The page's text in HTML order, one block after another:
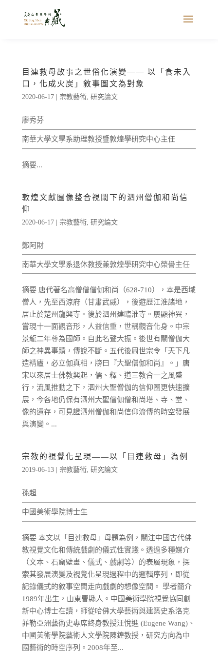
目連救母故事之世俗化演變—— 以「食未入
口，化成火炭」敘事圖文為對象
2020-06-17| 宗教藝術, 研究論文
廖秀芬
南華大學文學系助理教授暨敦煌學研究中心主任
摘要...
敦煌文獻圖像整合視閾下的泗州僧伽和尚信
仰
2020-06-17| 宗教藝術, 研究論文
鄭阿財
南華大學文學系退休教授兼敦煌學研究中心榮譽主任
摘要 唐代著名高僧僧僧伽和尚（628-710），本是西域
僧人，先至西涼府（甘肅武威），後遊歷江淮諸地，
居止於楚州龍興寺。後於泗州建臨淮寺。屢顯神異，
嘗現十一面觀音形，人益信重，世稱觀音化身。中宗
景龍二年尊為國師。自此名聲大振。後世有關僧伽大
師之神異事蹟，傳說不斷。五代後周世宗令「天下凡
造精廬，必立伽真相，牓曰『大聖僧伽和尚』。」唐
宋以來居士佛教興起，儒、釋、道三教合一之風盛
行，流風推動之下，泗州大聖僧伽的信仰圈更快速擴
展，今各地仍保有泗州大聖僧伽僧和尚塔、寺、堂、
像的遺存，可見證泗州僧伽和尚信仰流傳的時空發展
與演變。...
宗教的視覺化呈現——以「目連救母」為例
2019-06-13| 宗教藝術, 研究論文
孫超
中國美術學院博士生
摘要 本文以「目連救母」母題為例，關注中國古代佛
教視覺文化和傳統戲劇的儀式性實踐。透過多種媒介
（文本、石窟壁畫、儀式、戲劇等）的表層現象，探
索其發展演變及視覺化呈現過程中的邏輯序列，即從
記錄儀式的敘事空間走向戲劇的想像空間。 學者簡介
1989年出生，山東曹縣人。中國美術學院視覺協同創
新中心博士在讀，師從哈佛大學藝術與建築史系洛克
菲勒亞洲藝術史專席終身教授汪悅進 (Eugene Wang)、
中國美術學院藝術人文學院陳鍠教授，研究方向為中
國藝術的時空序列。2008年至...